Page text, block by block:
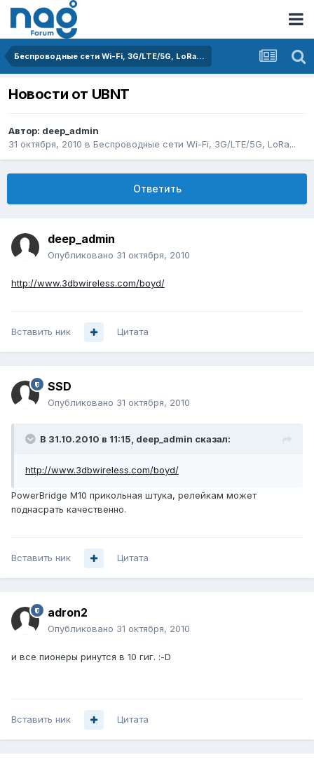
Беспроводные сети Wi-Fi, 3G/LTE/5G, LoRa...
Новости от UBNT
Автор: deep_admin
31 октября, 2010 в Беспроводные сети Wi-Fi, 3G/LTE/5G, LoRa...
Ответить
deep_admin
Опубликовано 31 октября, 2010
http://www.3dbwireless.com/boyd/
Вставить ник Цитата
SSD
Опубликовано 31 октября, 2010
В 31.10.2010 в 11:15, deep_admin сказал:
http://www.3dbwireless.com/boyd/
PowerBridge M10 прикольная штука, релейкам может
поднасрать качественно.
Вставить ник Цитата
adron2
Опубликовано 31 октября, 2010
и все пионеры ринутся в 10 гиг. :-D
Вставить ник Цитата